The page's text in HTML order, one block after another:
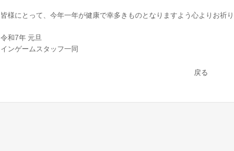
皆様にとって、今年一年が健康で幸多きものとなりますよう心よりお祈り
令和7年 元旦
インゲームスタッフ一同
戻る